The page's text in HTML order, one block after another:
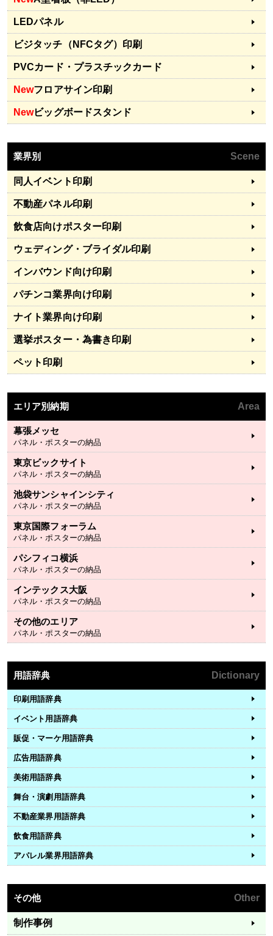
LEDパネル
ビジタッチ（NFCタグ）印刷
PVCカード・プラスチックカード
Newフロアサイン印刷
Newビッグボードスタンド
業界別 Scene
同人イベント印刷
不動産パネル印刷
飲食店向けポスター印刷
ウェディング・ブライダル印刷
インバウンド向け印刷
パチンコ業界向け印刷
ナイト業界向け印刷
選挙ポスター・為書き印刷
ペット印刷
エリア別納期 Area
幕張メッセ
パネル・ポスターの納品
東京ビックサイト
パネル・ポスターの納品
池袋サンシャインシティ
パネル・ポスターの納品
東京国際フォーラム
パネル・ポスターの納品
パシフィコ横浜
パネル・ポスターの納品
インテックス大阪
パネル・ポスターの納品
その他のエリア
パネル・ポスターの納品
用語辞典 Dictionary
印刷用語辞典
イベント用語辞典
販促・マーケ用語辞典
広告用語辞典
美術用語辞典
舞台・演劇用語辞典
不動産業界用語辞典
飲食用語辞典
アパレル業界用語辞典
その他 Other
制作事例